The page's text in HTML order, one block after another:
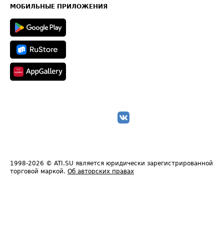
Техническая информация
МОБИЛЬНЫЕ ПРИЛОЖЕНИЯ
1998-2026 © ATI.SU является юридически зарегистрированной
торговой маркой. Об авторских правах